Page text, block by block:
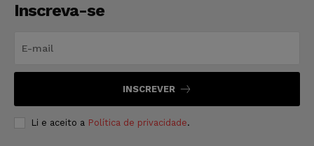
Inscreva-se
INSCREVER
Li e aceito a Política de privacidade.